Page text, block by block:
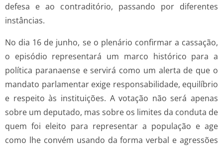
defesa e ao contraditório, passando por diferentes
instâncias.
No dia 16 de junho, se o plenário confirmar a cassação,
o episódio representará um marco histórico para a
política paranaense e servirá como um alerta de que o
mandato parlamentar exige responsabilidade, equilíbrio
e respeito às instituições. A votação não será apenas
sobre um deputado, mas sobre os limites da conduta de
quem foi eleito para representar a população e age
como lhe convém usando da forma verbal e agressões